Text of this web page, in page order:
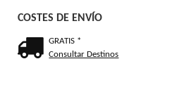
COSTES DE ENVÍO
GRATIS *
Consultar Destinos